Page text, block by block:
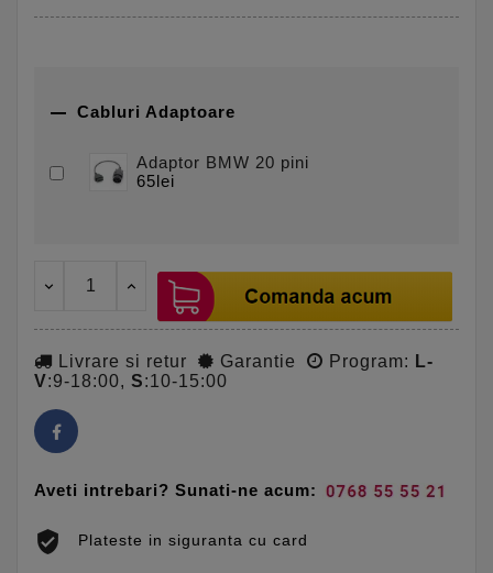
 Cabluri Adaptoare
Adaptor BMW 20 pini
65lei
Livrare si retur Garantie Program: L-
V:9-18:00, S:10-15:00
Aveti intrebari? Sunati-ne acum:
Plateste in siguranta cu card